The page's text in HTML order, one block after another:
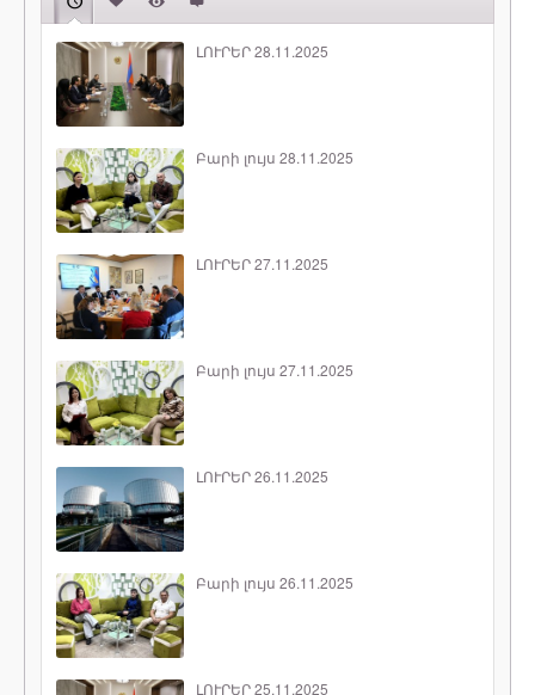
ԼՈՒՐԵՐ 28.11.2025
Բարի լույս 28.11.2025
ԼՈՒՐԵՐ 27.11.2025
Բարի լույս 27.11.2025
ԼՈՒՐԵՐ 26.11.2025
Բարի լույս 26.11.2025
ԼՈՒՐԵՐ 25.11.2025